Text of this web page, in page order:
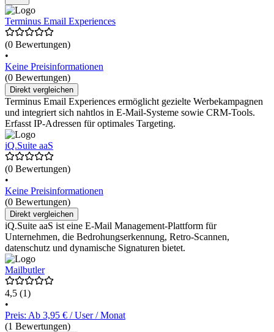
Terminus Email Experiences
(0 Bewertungen)
•
Keine Preisinformationen
(0 Bewertungen)
Direkt vergleichen
Terminus Email Experiences ermöglicht gezielte Werbekampagnen
und integriert sich nahtlos in E-Mail-Systeme sowie CRM-Tools.
Erfasst IP-Adressen für optimales Targeting.
iQ.Suite aaS
(0 Bewertungen)
•
Keine Preisinformationen
(0 Bewertungen)
Direkt vergleichen
iQ.Suite aaS ist eine E-Mail Management-Plattform für
Unternehmen, die Bedrohungserkennung, Retro-Scannen,
datenschutz und dynamische Signaturen bietet.
Mailbutler
4,5 (1)
•
Preis: Ab 3,95 € / User / Monat
(1 Bewertungen)